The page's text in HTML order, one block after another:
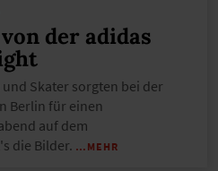
der adidas
Skater sorgten bei der
Berlin für einen
auf dem
die Bilder. …MEHR